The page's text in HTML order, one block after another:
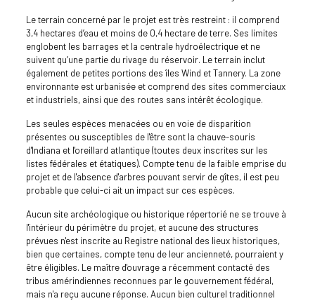
Le terrain concerné par le projet est très restreint : il comprend
3,4 hectares d’eau et moins de 0,4 hectare de terre. Ses limites
englobent les barrages et la centrale hydroélectrique et ne
suivent qu’une partie du rivage du réservoir. Le terrain inclut
également de petites portions des îles Wind et Tannery. La zone
environnante est urbanisée et comprend des sites commerciaux
et industriels, ainsi que des routes sans intérêt écologique.
Les seules espèces menacées ou en voie de disparition
présentes ou susceptibles de l'être sont la chauve-souris
d'Indiana et l'oreillard atlantique (toutes deux inscrites sur les
listes fédérales et étatiques). Compte tenu de la faible emprise du
projet et de l'absence d'arbres pouvant servir de gîtes, il est peu
probable que celui-ci ait un impact sur ces espèces.
Aucun site archéologique ou historique répertorié ne se trouve à
l'intérieur du périmètre du projet, et aucune des structures
prévues n'est inscrite au Registre national des lieux historiques,
bien que certaines, compte tenu de leur ancienneté, pourraient y
être éligibles. Le maître d'ouvrage a récemment contacté des
tribus amérindiennes reconnues par le gouvernement fédéral,
mais n'a reçu aucune réponse. Aucun bien culturel traditionnel